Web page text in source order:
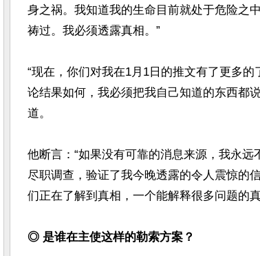
身之祸。我知道我的生命目前就处于危险之
祷过。我必须透露真相。”
“现在，你们对我在1月1日的推文有了更多
论结果如何，我必须把我自己知道的东西都
道。
他断言：“如果没有可靠的消息来源，我永
尽职调查，验证了我今晚透露的令人震惊的
们正在了解到真相，一个能解释很多问题的
◎ 是谁在主使这样的勒索方案？